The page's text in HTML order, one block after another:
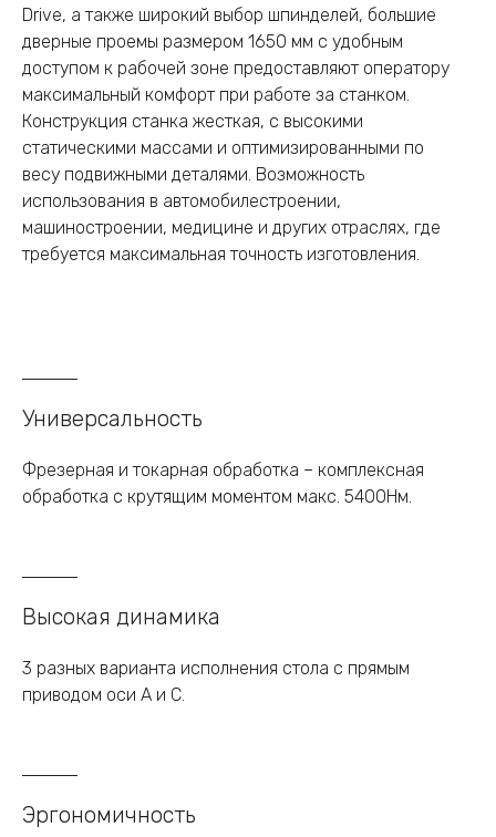
Drive, а также широкий выбор шпинделей, большие
дверные проемы размером 1650 мм с удобным
доступом к рабочей зоне предоставляют оператору
максимальный комфорт при работе за станком.
Конструкция станка жесткая, с высокими
статическими массами и оптимизированными по
весу подвижными деталями. Возможность
использования в автомобилестроении,
машиностроении, медицине и других отраслях, где
требуется максимальная точность изготовления.
Универсальность
Фрезерная и токарная обработка – комплексная
обработка с крутящим моментом макс. 5400Нм.
Высокая динамика
3 разных варианта исполнения стола с прямым
приводом оси А и С.
Эргономичность